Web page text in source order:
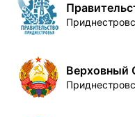
Верховный